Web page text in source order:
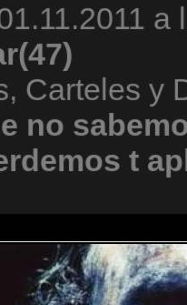
a
Carteles y
no
t